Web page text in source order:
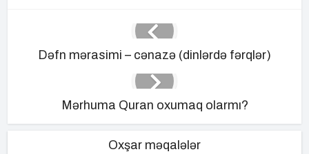
Dəfn mərasimi – cənazə (dinlərdə fərqlər)
Mərhuma Quran oxumaq olarmı?
Oxşar məqalələr